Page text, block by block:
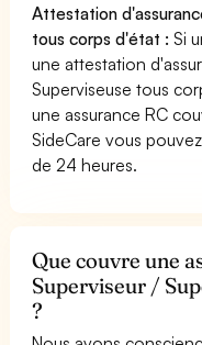
Attestation
tous corps d'état : Si
une attestation
Superviseuse tous
une assurance RC
SideCare vous
de 24 heures.
Que couvre une
Superviseur /
?